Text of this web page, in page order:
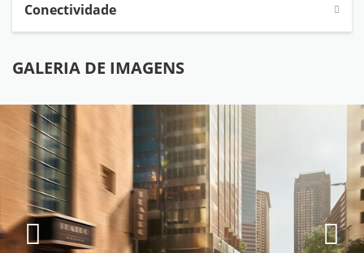
Conectividade
GALERIA DE IMAGENS